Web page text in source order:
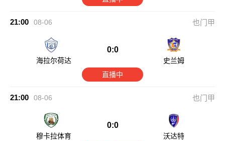
21:00 08-06 也门甲
海拉尔荷达
0:0
史兰姆
直播中
21:00 08-06 也门甲
穆卡拉体育
0:0
沃达特